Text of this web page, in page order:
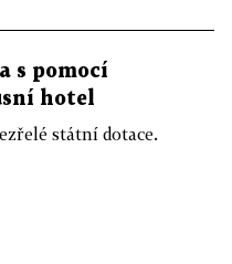
s pomocí
hotel
státní dotace.